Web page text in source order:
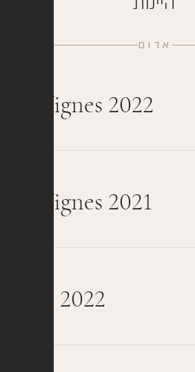
אדום
Vignes 2022
Vignes 2021
2022